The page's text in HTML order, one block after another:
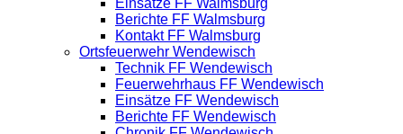
Berichte FF Walmsburg
Kontakt FF Walmsburg
Ortsfeuerwehr Wendewisch
Technik FF Wendewisch
Feuerwehrhaus FF Wendewisch
Einsätze FF Wendewisch
Berichte FF Wendewisch